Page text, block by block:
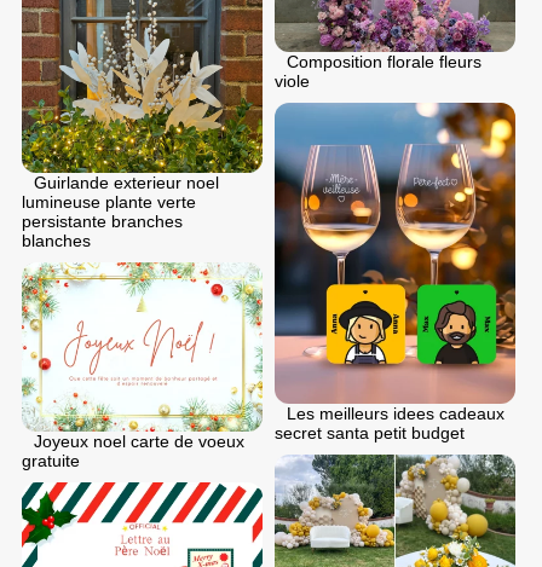
Composition florale fleurs
viole
Guirlande exterieur noel
lumineuse plante verte
persistante branches
blanches
Les meilleurs idees cadeaux
secret santa petit budget
Joyeux noel carte de voeux
gratuite